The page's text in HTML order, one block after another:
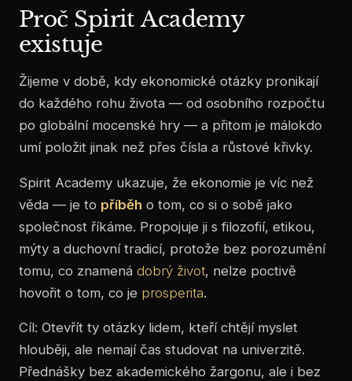
Proč Spirit Academy
existuje
Žijeme v době, kdy ekonomické otázky pronikají
do každého rohu života — od osobního rozpočtu
po globální mocenské hry — a přitom je málokdo
umí položit jinak než přes čísla a růstové křivky.
Spirit Academy ukazuje, že ekonomie je víc než
věda — je to příběh o tom, co si o sobě jako
společnost říkáme. Propojuje ji s filozofií, etikou,
mýty a duchovní tradicí, protože bez porozumění
tomu, co znamená dobrý život, nelze poctivě
hovořit o tom, co je prosperita.
Cíl: Otevřít ty otázky lidem, kteří chtějí myslet
hlouběji, ale nemají čas studovat na univerzitě.
Přednášky bez akademického žargonu, ale i bez